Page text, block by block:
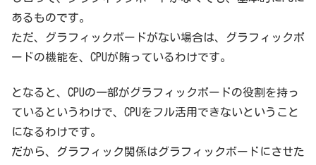
あるものです。
ただ、グラフィックボードがない場合は、グラフィックボ
ードの機能を、CPUが賄っているわけです。
となると、CPUの一部がグラフィックボードの役割を持っ
ているというわけで、CPUをフル活用できないということ
になるわけです。
だから、グラフィック関係はグラフィックボードにさせた